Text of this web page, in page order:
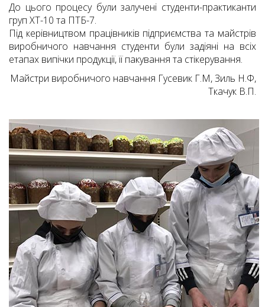
До цього процесу були залучені студенти-практиканти
груп ХТ-10 та ПТБ-7.
Під керівництвом працівників підприємства та майстрів
виробничого навчання студенти були задіяні на всіх
етапах випічки продукції, її пакування та стікерування.
Майстри виробничого навчання Гусевик Г.М, Зиль Н.Ф,
Ткачук В.П.